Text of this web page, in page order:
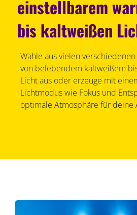
einstellbarem
bis kaltweißen
Wähle aus vielen
von belebendem kaltweißem
Licht aus oder erzeuge mit
Lichtmodus wie Fokus und
optimale Atmosphäre für deine